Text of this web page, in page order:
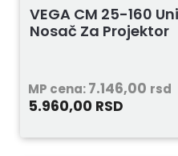
VEGA CM 25-160
Nosač Za Projektor
MP cena:7.146,00 rsd
5.960,00 RSD